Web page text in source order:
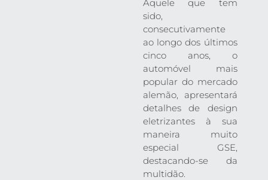
Aquele que tem
sido,
consecutivamente
ao longo dos últimos
cinco anos, o
automóvel mais
popular do mercado
alemão, apresentará
detalhes de design
eletrizantes à sua
maneira muito
especial GSE,
destacando-se da
multidão.